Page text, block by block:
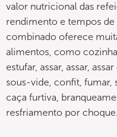
valor nutricional das
rendimento e tempos
combinado oferece
alimentos, como
estufar, assar, assar,
sous-vide, confit, fumar,
caça furtiva,
resfriamento por choque.